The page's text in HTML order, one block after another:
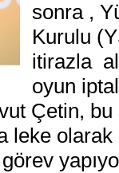
sonra ,
Kurulu
itirazla
oyun
Çetin,
leke